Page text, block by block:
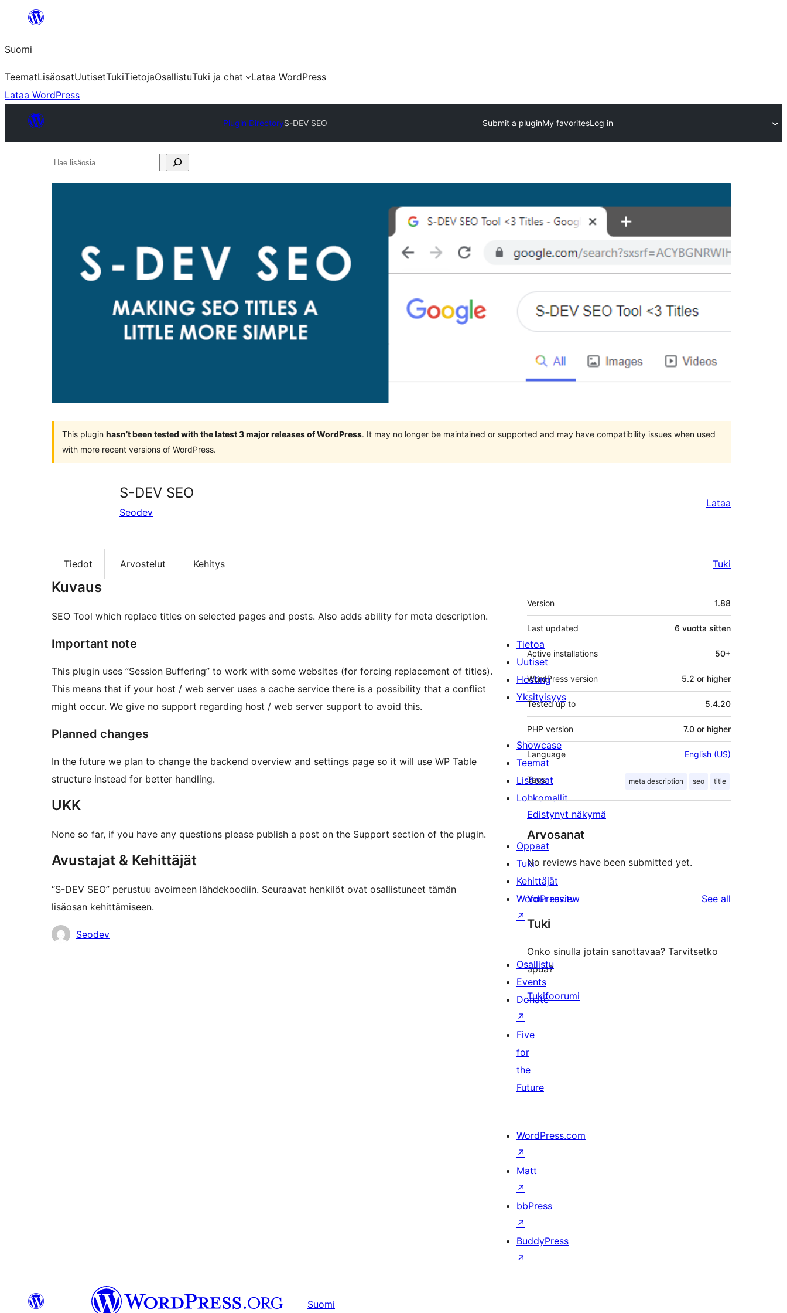
Suomi
TeematLisäosatUutisetTukiTietojaOsallistuTuki ja chat
Lataa WordPress
Lataa WordPress
Plugin DirectoryS-DEV SEO Submit a pluginMy favoritesLog in
Hae
This plugin hasn’t been tested with the latest 3 major releases of WordPress. It may no longer be maintained or supported and may have compatibility issues when used
with more recent versions of WordPress.
S-DEV SEO
Seodev
Lataa
Tiedot Arvostelut Kehitys Tuki
Kuvaus
SEO Tool which replace titles on selected pages and posts. Also adds ability for meta description.
Important note
This plugin uses ”Session Buffering” to work with some websites (for forcing replacement of titles).
This means that if your host / web server uses a cache service there is a possibility that a conflict
might occur. We give no support regarding host / web server support to avoid this.
Planned changes
In the future we plan to change the backend overview and settings page so it will use WP Table
structure instead for better handling.
UKK
None so far, if you have any questions please publish a post on the Support section of the plugin.
Avustajat & Kehittäjät
“S-DEV SEO” perustuu avoimeen lähdekoodiin. Seuraavat henkilöt ovat osallistuneet tämän
lisäosan kehittämiseen.
AvustajatSeodev
Metatiedot
Version 1.88
Last updated 6 vuotta sitten
Active installations 50+
WordPress version 5.2 or higher
Tested up to 5.4.20
PHP version 7.0 or higher
Language English (US)
Tags meta description seo title
Edistynyt näkymä
Arvosanat
No reviews have been submitted yet.
Your review See all
Tuki
Onko sinulla jotain sanottavaa? Tarvitsetko
apua?
Tukifoorumi
Tietoa
Uutiset
Hosting
Yksityisyys
Showcase
Teemat
Lisäosat
Lohkomallit
Oppaat
Tuki
Kehittäjät
WordPress.tv
↗
Osallistu
Events
Donate
↗
Five
for
the
Future
WordPress.com
↗
Matt
↗
bbPress
↗
BuddyPress
↗
Suomi